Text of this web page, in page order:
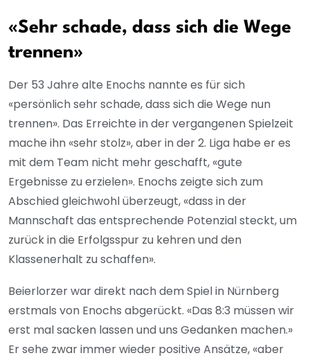
«Sehr schade, dass sich die Wege
trennen»
Der 53 Jahre alte Enochs nannte es für sich
«persönlich sehr schade, dass sich die Wege nun
trennen». Das Erreichte in der vergangenen Spielzeit
mache ihn «sehr stolz», aber in der 2. Liga habe er es
mit dem Team nicht mehr geschafft, «gute
Ergebnisse zu erzielen». Enochs zeigte sich zum
Abschied gleichwohl überzeugt, «dass in der
Mannschaft das entsprechende Potenzial steckt, um
zurück in die Erfolgsspur zu kehren und den
Klassenerhalt zu schaffen».
Beierlorzer war direkt nach dem Spiel in Nürnberg
erstmals von Enochs abgerückt. «Das 8:3 müssen wir
erst mal sacken lassen und uns Gedanken machen.»
Er sehe zwar immer wieder positive Ansätze, «aber